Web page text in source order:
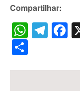
Compartilhar: